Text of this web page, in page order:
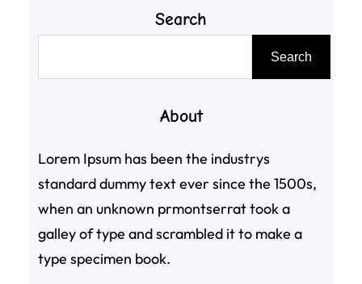
Search
Search
About
Lorem Ipsum has been the industrys
standard dummy text ever since the 1500s,
when an unknown prmontserrat took a
galley of type and scrambled it to make a
type specimen book.